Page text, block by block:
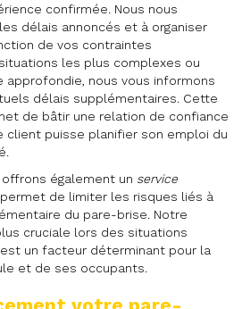
confirmée. Nous nous
délais annoncés et à organiser
de vos contraintes
les plus complexes ou
approfondie, nous vous informons
délais supplémentaires. Cette
de bâtir une relation de confiance
client puisse planifier son emploi du
offrons également un service
de limiter les risques liés à
du pare-brise. Notre
cruciale lors des situations
un facteur déterminant pour la
et de ses occupants.